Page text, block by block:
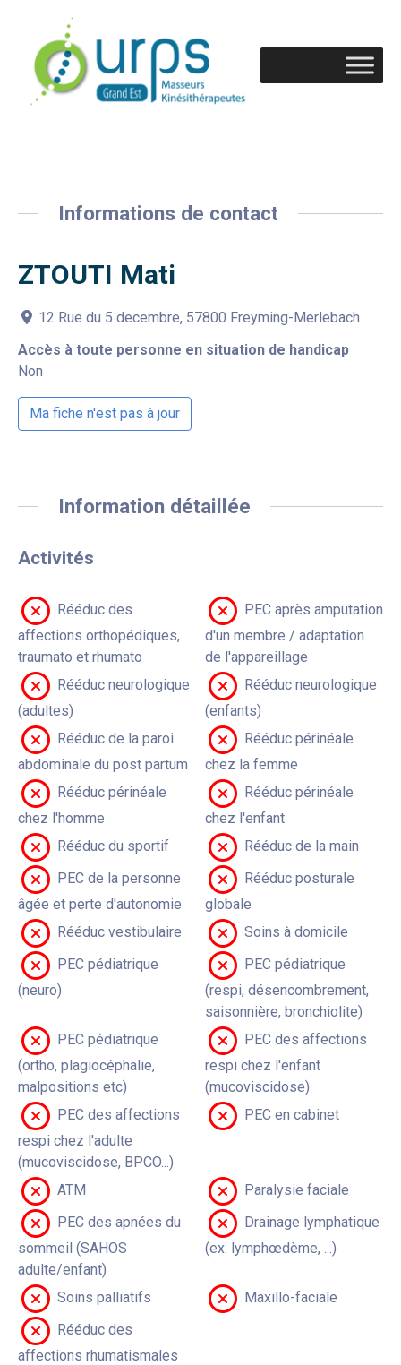
Informations de contact
ZTOUTI Mati
12 Rue du 5 decembre, 57800 Freyming-Merlebach
Accès à toute personne en situation de handicap
Non
Ma fiche n'est pas à jour
Information détaillée
Activités
Rééduc des
affections orthopédiques,
traumato et rhumato
PEC après amputation
d'un membre / adaptation
de l'appareillage
Rééduc neurologique
(adultes)
Rééduc neurologique
(enfants)
Rééduc de la paroi
abdominale du post partum
Rééduc périnéale
chez la femme
Rééduc périnéale
chez l'homme
Rééduc périnéale
chez l'enfant
Rééduc du sportif
Rééduc de la main
PEC de la personne
âgée et perte d'autonomie
Rééduc posturale
globale
Rééduc vestibulaire
Soins à domicile
PEC pédiatrique
(neuro)
PEC pédiatrique
(respi, désencombrement,
saisonnière, bronchiolite)
PEC pédiatrique
(ortho, plagiocéphalie,
malpositions etc)
PEC des affections
respi chez l'enfant
(mucoviscidose)
PEC des affections
respi chez l'adulte
(mucoviscidose, BPCO...)
PEC en cabinet
ATM
Paralysie faciale
PEC des apnées du
sommeil (SAHOS
adulte/enfant)
Drainage lymphatique
(ex: lymphœdème, ...)
Soins palliatifs
Maxillo-faciale
Rééduc des
affections rhumatismales